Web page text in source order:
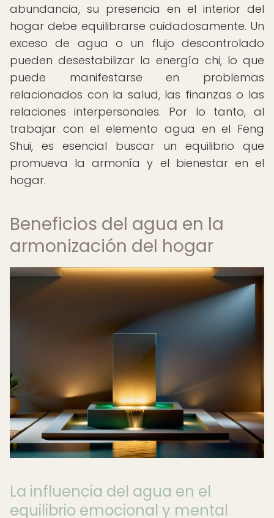
abundancia, su presencia en el interior del
hogar debe equilibrarse cuidadosamente. Un
exceso de agua o un flujo descontrolado
pueden desestabilizar la energía chi, lo que
puede manifestarse en problemas
relacionados con la salud, las finanzas o las
relaciones interpersonales. Por lo tanto, al
trabajar con el elemento agua en el Feng
Shui, es esencial buscar un equilibrio que
promueva la armonía y el bienestar en el
hogar.
Beneficios del agua en la
armonización del hogar
La influencia del agua en el
equilibrio emocional y mental